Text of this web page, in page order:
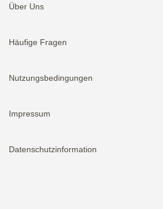
Über Uns
Häufige Fragen
Nutzungsbedingungen
Impressum
Datenschutzinformation